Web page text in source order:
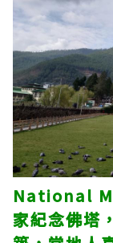
National
家紀念佛塔